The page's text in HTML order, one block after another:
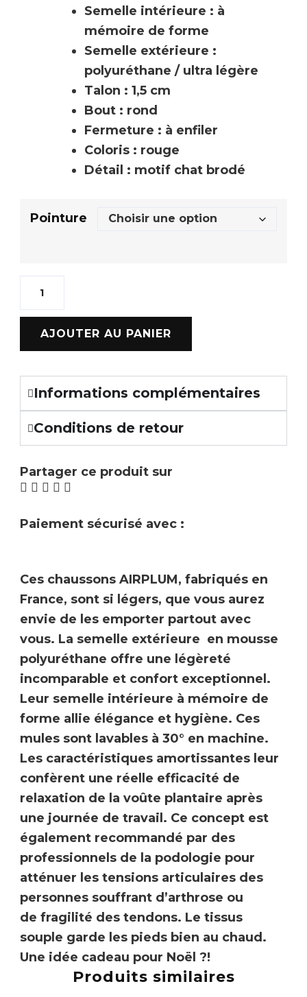
Semelle intérieure : à
mémoire de forme
Semelle extérieure :
polyuréthane / ultra légère
Talon : 1,5 cm
Bout : rond
Fermeture : à enfiler
Coloris : rouge
Détail : motif chat brodé
Pointure
AJOUTER AU PANIER
Informations complémentaires
Conditions de retour
Partager ce produit sur
Paiement sécurisé avec :
Ces chaussons AIRPLUM, fabriqués en
France, sont si légers, que vous aurez
envie de les emporter partout avec
vous. La semelle extérieure en mousse
polyuréthane offre une légèreté
incomparable et confort exceptionnel.
Leur semelle intérieure à mémoire de
forme allie élégance et hygiène. Ces
mules sont lavables à 30° en machine.
Les caractéristiques amortissantes leur
confèrent une réelle efficacité de
relaxation de la voûte plantaire après
une journée de travail. Ce concept est
également recommandé par des
professionnels de la podologie pour
atténuer les tensions articulaires des
personnes souffrant d’arthrose ou
de fragilité des tendons. Le tissus
souple garde les pieds bien au chaud.
Une idée cadeau pour Noël ?!
Produits similaires